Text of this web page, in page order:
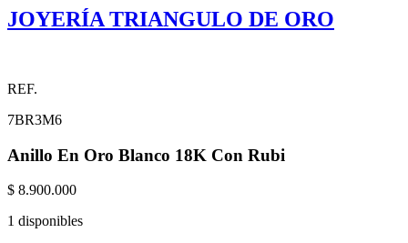
JOYERÍA TRIANGULO DE ORO
REF.
7BR3M6
Anillo En Oro Blanco 18K Con Rubi
$ 8.900.000
1 disponibles